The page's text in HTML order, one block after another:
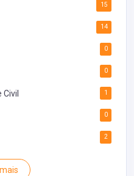
15
14
0
0
1
0
2